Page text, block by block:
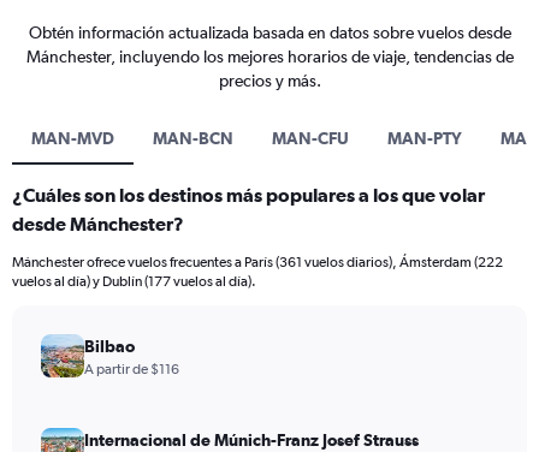
Obtén información actualizada basada en datos sobre vuelos desde
Mánchester, incluyendo los mejores horarios de viaje, tendencias de
precios y más.
MAN-MVD MAN-BCN MAN-CFU MAN-PTY
¿Cuáles son los destinos más populares a los que volar
desde Mánchester?
Mánchester ofrece vuelos frecuentes a París (361 vuelos diarios), Ámsterdam (222
vuelos al día) y Dublín (177 vuelos al día).
Bilbao
A partir de $116
Internacional de Múnich-Franz Josef Strauss